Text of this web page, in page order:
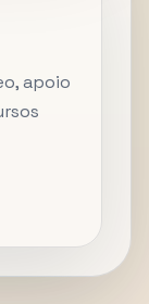
apoio